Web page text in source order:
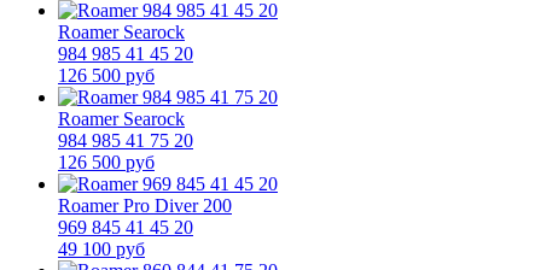
Roamer Searock
984 985 41 45 20
126 500 руб
Roamer Searock
984 985 41 75 20
126 500 руб
Roamer Pro Diver 200
969 845 41 45 20
49 100 руб